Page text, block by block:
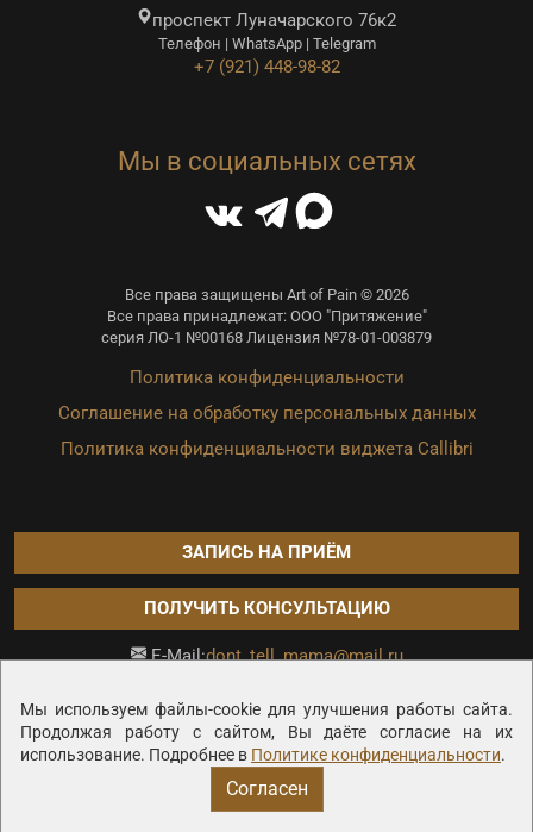
Мы используем файлы-cookie для улучшения работы сайта.
Продолжая работу с сайтом, Вы даёте согласие на их
использование. Подробнее в Политике конфиденциальности.
Согласен
проспект Луначарского 76к2
Телефон | WhatsApp | Telegram
+7 (921) 448-98-82
Мы в социальных сетях
Все права защищены Art of Pain © 2026
Все права принадлежат: ООО "Притяжение"
серия ЛО-1 №00168 Лицензия №78-01-003879
Политика конфиденциальности
Соглашение на обработку персональных данных
Политика конфиденциальности виджета Callibri
ЗАПИСЬ НА ПРИЁМ
ПОЛУЧИТЬ КОНСУЛЬТАЦИЮ
E-Mail:dont_tell_mama@mail.ru